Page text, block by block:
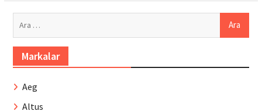
Markalar
Aeg
Altus